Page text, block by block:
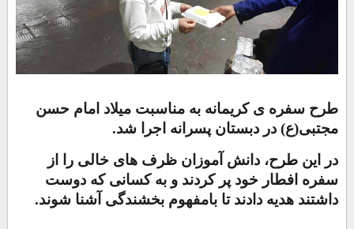
طرح سفره ی کریمانه به مناسبت میلاد امام حسن
مجتبی(ع) در دبستان پسرانه اجرا شد.
در این طرح، دانش آموزان ظرف های خالی را از
سفره افطار خود پر کردند و به کسانی که دوست
داشتند هدیه دادند تا بامفهوم بخشندگی آشنا شوند.